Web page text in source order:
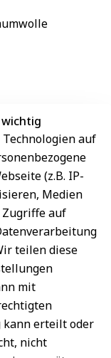
Sie für Details
auf
(z.B. IP-
Medien
auf
teilen diese
mit
kann erteilt oder
nicht